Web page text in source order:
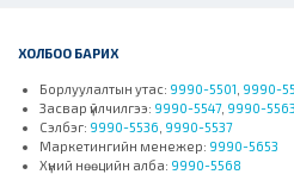
ХОЛБОО БАРИХ
Борлуулалтын утас: 9990-5501 9990-
Засвар үйлчилгээ: 9990-5547, 9990-5563
Сэлбэг: 9990-5536 9990-5537
Маркетингийн менежер: 9990-5653
Хүний нөөцийн алба: 9990-5568